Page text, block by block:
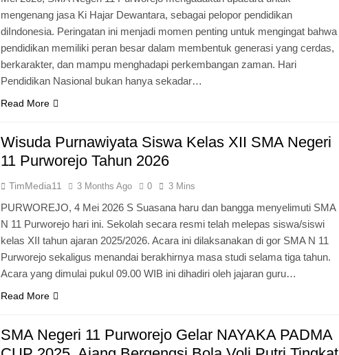
mengenang jasa Ki Hajar Dewantara, sebagai pelopor pendidikan
diIndonesia. Peringatan ini menjadi momen penting untuk mengingat bahwa
pendidikan memiliki peran besar dalam membentuk generasi yang cerdas,
berkarakter, dan mampu menghadapi perkembangan zaman. Hari
Pendidikan Nasional bukan hanya sekadar…
Read More
Wisuda Purnawiyata Siswa Kelas XII SMA Negeri
11 Purworejo Tahun 2026
TimMedia11 3 Months Ago 0 3 Mins
PURWOREJO, 4 Mei 2026 S Suasana haru dan bangga menyelimuti SMA
N 11 Purworejo hari ini. Sekolah secara resmi telah melepas siswa/siswi
kelas XII tahun ajaran 2025/2026. Acara ini dilaksanakan di gor SMA N 11
Purworejo sekaligus menandai berakhirnya masa studi selama tiga tahun.
Acara yang dimulai pukul 09.00 WIB ini dihadiri oleh jajaran guru…
Read More
SMA Negeri 11 Purworejo Gelar NAYAKA PADMA